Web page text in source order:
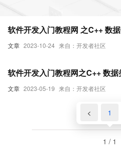
文章 2023-10-24 来自：开发者社区
软件开发入门教程网 之C++ 数
文章 2023-05-19 来自：开发者社区
软件开发入门教程网之C++ 数据
< 1
1 / 1